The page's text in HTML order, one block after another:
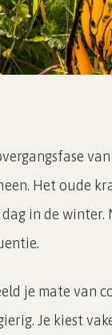
Het oude
in de winter.
je mate van
Je kiest